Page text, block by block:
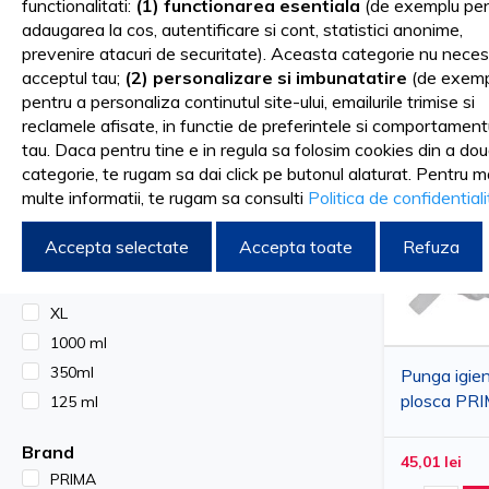
sanatate. Folosindu-se acest produs, se pot identifica
De asemenea, plosca urinara pentru barbati sau femei este
lichide excesive pentru a preveni acumularea lor in corp.
mediu mai curat si mai sigur in timpul procedurii chirurgicale.
Urinar barbati si urinar femei –
Pentru pacientii spitalizati sau cei cu mobilitate redusa,
plosca urinara pentru pat, fara a mai fi nevoite sa se
nu doar ca este un dispozitiv usor de utilizat si confortabil,
In cazul in care te afli in cautarea unor articole pentru
Sortare dupa
Punga
plosca
45,01 lei
FILTRARE DUPA
Material
Otel Inox
Marime
S
M
XL
1000 ml
350ml
125 ml
Brand
PRIMA
functionalitati: (1) functionarea esentiala (de exemplu
adaugarea la cos, autentificare si cont, statistici anonime,
prevenire atacuri de securitate). Aceasta categorie nu
acceptul tau; (2) personalizare si imbunatatire (de
pentru a personaliza continutul site-ului, emailurile trimise si
reclamele afisate, in functie de preferintele si
tau. Daca pentru tine e in regula sa folosim cookies din a
categorie, te rugam sa dai click pe butonul alaturat. Pentru
multe informatii, te rugam sa consulti Politica de
Accepta selectate Accepta toate Refuza